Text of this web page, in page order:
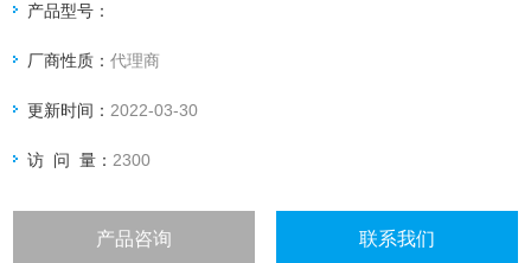
产品型号：
厂商性质：代理商
更新时间： 2022-03-30
访 问 量： 2300
产品咨询 联系我们